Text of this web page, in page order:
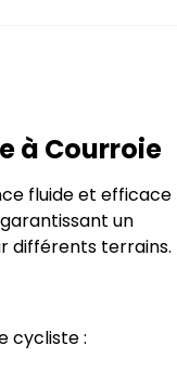
à Courroie
fluide et
un
différents terrains.
cycliste :